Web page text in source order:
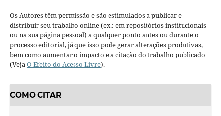
Os Autores têm permissão e são estimulados a publicar e
distribuir seu trabalho online (ex.: em repositórios institucionais
ou na sua página pessoal) a qualquer ponto antes ou durante o
processo editorial, já que isso pode gerar alterações produtivas,
bem como aumentar o impacto e a citação do trabalho publicado
(VejaO Efeito do Acesso Livre).
COMO CITAR